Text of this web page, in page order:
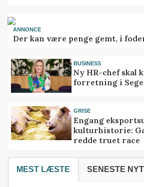
ANNONCE
Der kan være penge gemt, i
BUSINESS
Ny HR-chef skal
forretning i
GRISE
Engang
kulturhistorie:
redde truet race
MEST LÆSTE SENESTE NYT